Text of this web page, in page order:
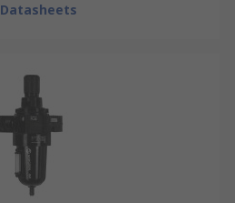
Datasheets